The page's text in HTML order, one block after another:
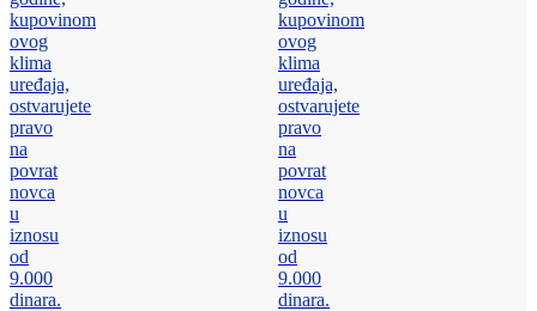
kupovinom
ovog
klima
uređaja,
ostvarujete
pravo
na
povrat
novca
u
iznosu
od
9.000
dinara.
kupovinom
ovog
klima
uređaja,
ostvarujete
pravo
na
povrat
novca
u
iznosu
od
9.000
dinara.